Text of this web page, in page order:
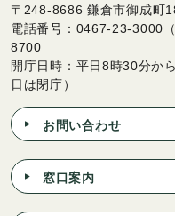
〒248-8686 鎌倉市御成町
電話番号：0467-23-3000
8700
開庁日時：平日8時30分か
日は閉庁）
お問い合わせ
窓口案内